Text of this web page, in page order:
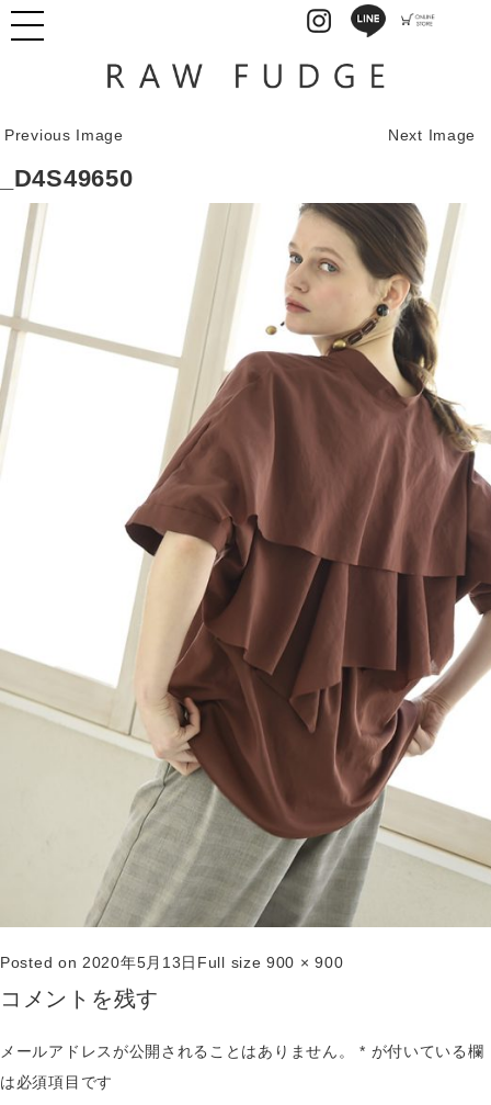
Previous Image Next Image
_D4S49650
Posted on 2020年5月13日 Full size900 × 900
コメントを残す
メールアドレスが公開されることはありません。 * が付いている欄
は必須項目です